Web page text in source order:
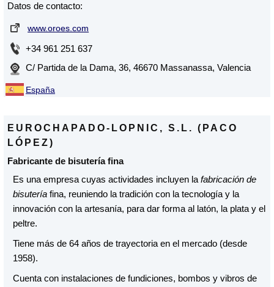
Datos de contacto:
www.oroes.com
+34 961 251 637
C/ Partida de la Dama, 36, 46670 Massanassa, Valencia
España
EUROCHAPADO-LOPNIC, S.L. (PACO
LÓPEZ)
Fabricante de bisutería fina
Es una empresa cuyas actividades incluyen la fabricación de
bisutería fina, reuniendo la tradición con la tecnología y la
innovación con la artesanía, para dar forma al latón, la plata y el
peltre.
Tiene más de 64 años de trayectoria en el mercado (desde
1958).
Cuenta con instalaciones de fundiciones, bombos y vibros de